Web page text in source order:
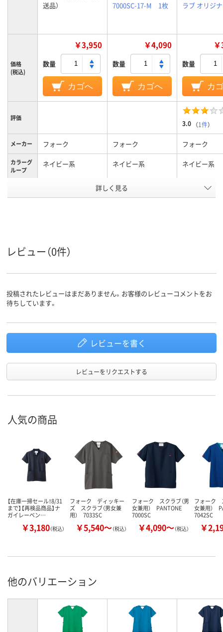
送品）
7000SC-17-M 1枚
ラブ オリジ
価格
(税込)
￥3,950
数量
カゴへ
￥4,090
数量
カゴへ
数量
カ
評価
3.0 （1件）
メーカー フォーク フォーク フォーク
カラーグ
ループ
ネイビー系 ネイビー系 ネイビー系
M
詳しく見る
レビュー（0件）
投稿されたレビューはまだありません。お客様のレビューコメントをお
待ちしています。
レビューを書く
レビューをリクエストする
人気の商品
【在庫一掃セール！8/31
まで】【再検品商品】ナ
ガイレーベン…
￥3,180（税込）
フォーク ディッキー
ズ スクラブ（男女兼
用） 7033SC
￥5,540～（税込）
フォーク スクラブ（男
女兼用） PANTONE
7000SC
￥4,090～（税込）
フォーク
女兼用）
7042SC
￥
他のバリエーション